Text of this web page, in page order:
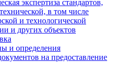
экспертиза стандартов,
в том числе
и технологической
и других объектов
и определения
на предоставление